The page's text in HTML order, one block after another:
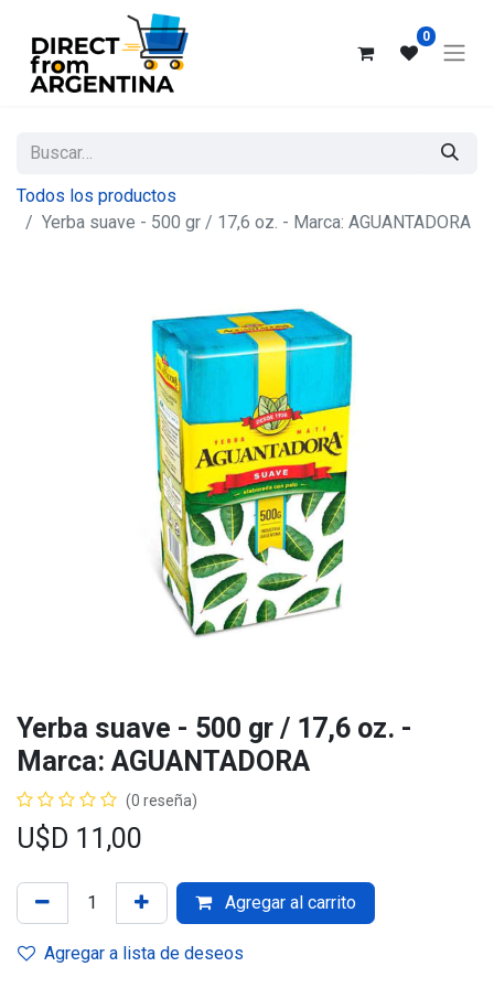
0
Todos los productos
Yerba suave - 500 gr / 17,6 oz. - Marca: AGUANTADORA
Yerba suave - 500 gr / 17,6 oz. -
Marca: AGUANTADORA
(0 reseña)
U$D 11,00
Agregar al carrito
Agregar a lista de deseos